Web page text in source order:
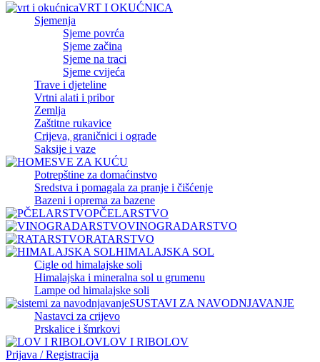
VRT I OKUĆNICA
Sjemenja
Sjeme povrća
Sjeme začina
Sjeme na traci
Sjeme cvijeća
Trave i djeteline
Vrtni alati i pribor
Zemlja
Zaštitne rukavice
Crijeva, graničnici i ograde
Saksije i vaze
SVE ZA KUĆU
Potrepštine za domaćinstvo
Sredstva i pomagala za pranje i čišćenje
Bazeni i oprema za bazene
PČELARSTVO
VINOGRADARSTVO
RATARSTVO
HIMALAJSKA SOL
Cigle od himalajske soli
Himalajska i mineralna sol u grumenu
Lampe od himalajske soli
SUSTAVI ZA NAVODNJAVANJE
Nastavci za crijevo
Prskalice i šmrkovi
LOV I RIBOLOV
Prijava / Registracija